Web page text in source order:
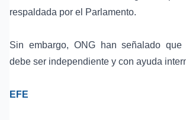
respaldada por el Parlamento.
Sin embargo, ONG han señalado que
debe ser independiente y con ayuda
EFE